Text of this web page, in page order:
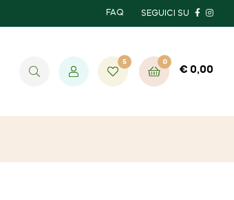
FAQ SEGUICI SU
5 0
€ 0,00